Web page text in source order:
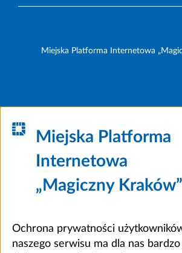
Miejska Platforma Internetowa
Miejska Platforma
Internetowa
„Magiczny Kraków”
Ochrona prywatności
naszego serwisu ma dla nas bardzo